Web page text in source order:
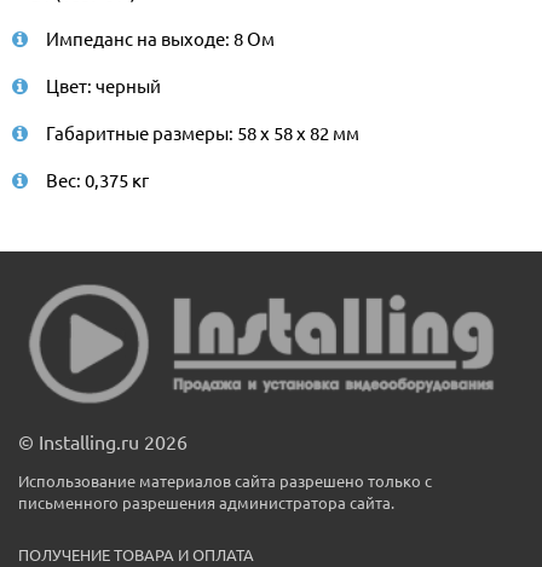
Импеданс на выходе: 8 Ом
Цвет: черный
Габаритные размеры: 58 x 58 x 82 мм
Вес: 0,375 кг
© Installing.ru 2026
Использование материалов сайта разрешено только с
письменного разрешения администратора сайта.
ПОЛУЧЕНИЕ ТОВАРА И ОПЛАТА